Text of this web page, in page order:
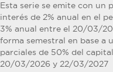
Esta serie se emite con un
interés de 2% anual en el
3% anual entre el 20/03/
forma semestral en base a
parciales de 50% del
20/03/2026 y 22/03/2027